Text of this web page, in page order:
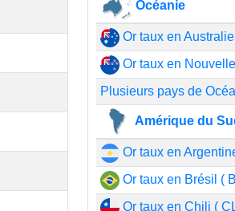
Océanie
Or taux en
Or taux en
Plusieurs pays de
Amérique du
Or taux en
Or taux en Brésil (
Or taux en Chili (